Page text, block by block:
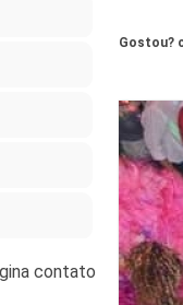
Gostou?